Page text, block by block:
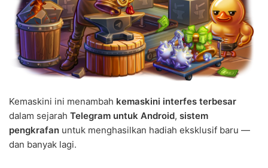
Kemaskini ini menambah kemaskini interfes terbesar
dalam sejarah Telegram untuk Android, sistem
pengkrafan untuk menghasilkan hadiah eksklusif baru —
dan banyak lagi.